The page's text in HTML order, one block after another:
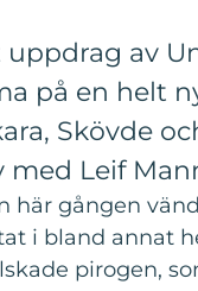
uppdrag av
på en helt
Skövde
Leif
här gången
i bland annat
pirogen,